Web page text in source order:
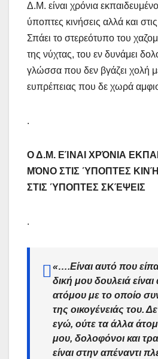
Δ.M. είναι χρόνια
ύποπτες κινήσεις αλλά και
Σπάει το στερεότυπο του
της νύχτας, του εν δυνάμει
γλώσσα που δεν βγάζει χολή
ευπρέπειας που δε χωρά
.
Ο Δ.M. ΕΊΝΑΙ ΧΡΌΝΙΑ
ΜΌΝΟ ΣΤΙΣ ΎΠΟΠΤΕΣ
ΣΤΙΣ ΎΠΟΠΤΕΣ ΣΚΈΨΕΙΣ
.
«….Eίναι αυτό που
δική μου δουλειά
ατόμου με το οποίο
της οικογένειάς του.
εγώ, ούτε τα άλλα
μου, δολοφόνοι και
είναι στην απέναντι